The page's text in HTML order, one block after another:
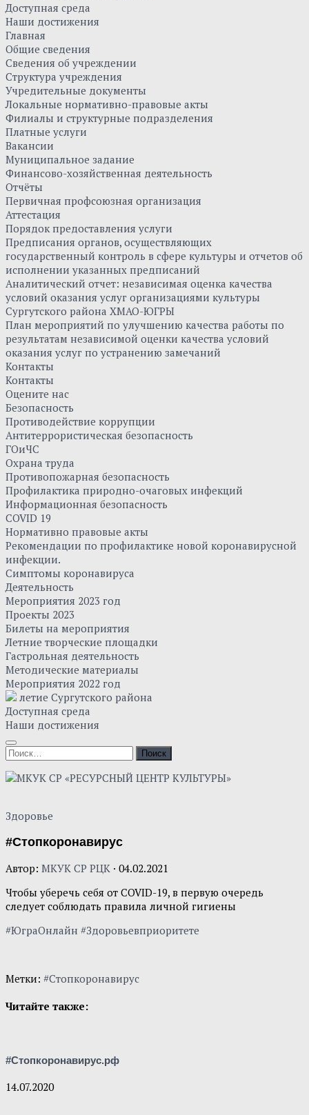
Доступная среда
Наши достижения
Главная
Общие сведения
Сведения об учреждении
Структура учреждения
Учредительные документы
Локальные нормативно-правовые акты
Филиалы и структурные подразделения
Платные услуги
Вакансии
Муниципальное задание
Финансово-хозяйственная деятельность
Отчёты
Первичная профсоюзная организация
Аттестация
Порядок предоставления услуги
Предписания органов, осуществляющих
государственный контроль в сфере культуры и отчетов об
исполнении указанных предписаний
Аналитический отчет: независимая оценка качества
условий оказания услуг организациями культуры
Сургутского района ХМАО-ЮГРЫ
План мероприятий по улучшению качества работы по
результатам независимой оценки качества условий
оказания услуг по устранению замечаний
Контакты
Контакты
Оцените нас
Безопасность
Противодействие коррупции
Антитеррористическая безопасность
ГОиЧС
Охрана труда
Противопожарная безопасность
Профилактика природно-очаговых инфекций
Информационная безопасность
COVID 19
Нормативно правовые акты
Рекомендации по профилактике новой коронавирусной
инфекции.
Симптомы коронавируса
Деятельность
Мероприятия 2023 год
Проекты 2023
Билеты на мероприятия
Летние творческие площадки
Гастрольная деятельность
Методические материалы
Мероприятия 2022 год
летие Сургутского района
Доступная среда
Наши достижения
Найти:
Здоровье
#Стопкоронавирус
Автор: МКУК СР РЦК · 04.02.2021
Чтобы уберечь себя от COVID-19, в первую очередь
следует соблюдать правила личной гигиены
#ЮграОнлайн #Здоровьевприоритете
Метки: #Стопкоронавирус
Читайте также:
#Стопкоронавирус.рф
14.07.2020